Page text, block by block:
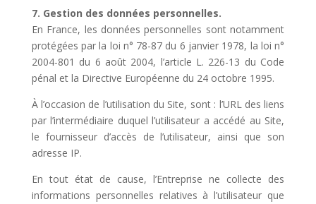
7. Gestion des données personnelles.
En France, les données personnelles sont notamment
protégées par la loi n° 78-87 du 6 janvier 1978, la loi n°
2004-801 du 6 août 2004, l’article L. 226-13 du Code
pénal et la Directive Européenne du 24 octobre 1995.
À l’occasion de l’utilisation du Site, sont : l’URL des liens
par l’intermédiaire duquel l’utilisateur a accédé au Site,
le fournisseur d’accès de l’utilisateur, ainsi que son
adresse IP.
En tout état de cause, l’Entreprise ne collecte des
informations personnelles relatives à l’utilisateur que